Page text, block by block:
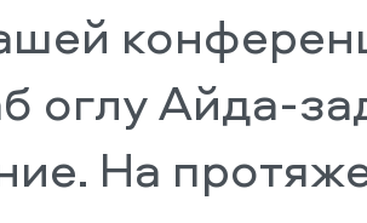
оглу Айда-
На